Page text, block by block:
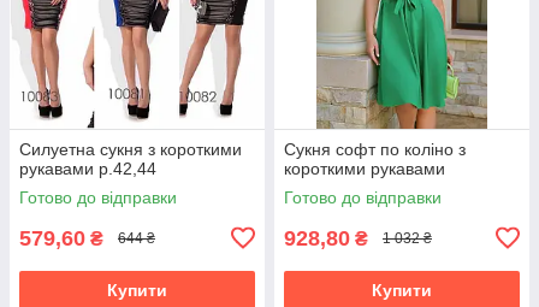
Силуетна сукня з короткими
рукавами р.42,44
Готово до відправки
579,60 ₴ 644 ₴
Купити
Сукня софт по коліно з
короткими рукавами
Готово до відправки
928,80 ₴ 1 032 ₴
Купити